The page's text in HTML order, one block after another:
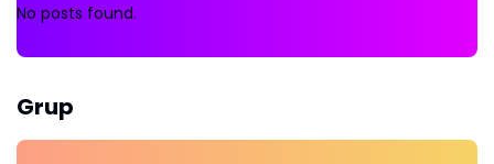
No posts found.
Grup